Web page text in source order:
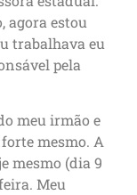
agora estou
trabalhava eu
pela
meu irmão e
mesmo. A
mesmo (dia 9
Meu